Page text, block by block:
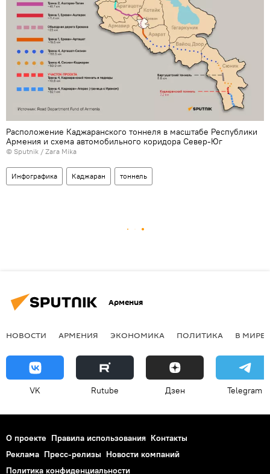
Расположение Каджаранского тоннеля в масштабе Республики
Армения и схема автомобильного коридора Север-Юг
© Sputnik / Zara Mika
Инфографика Каджаран тоннель
Армения
НОВОСТИ АРМЕНИЯ ЭКОНОМИКА ПОЛИТИКА В МИРЕ
VK Rutube Дзен Telegram
О проекте Правила использования Контакты
Реклама Пресс-релизы Новости компаний
Политика конфиденциальности